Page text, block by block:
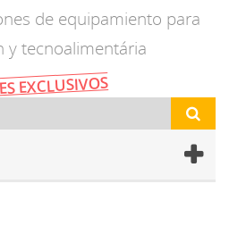
de equipamiento para
y tecnoalimentária
EXCLUSIVOS